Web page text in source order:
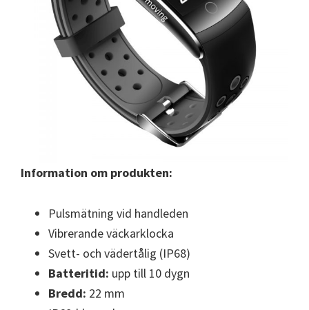
Information om produkten:
Pulsmätning vid handleden
Vibrerande väckarklocka
Svett- och vädertålig (IP68)
Batteritid: upp till 10 dygn
Bredd: 22 mm